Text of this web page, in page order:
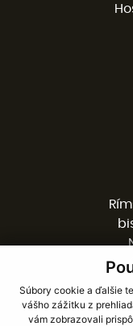
Súbory cookie a ďalšie
vášho zážitku z
vám zobrazovali